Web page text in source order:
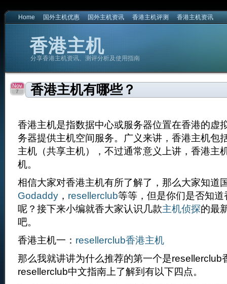
Home 国外主机优惠 国外主机资讯 香港主机评测 香港主机资讯
香港主机
分享香港主机资讯、测评分析及使用指南
香港主机有哪些？
Nov
7
香港主机是指数据中心或服务器位置在香港的虚
务器提供主机空间服务。广义来讲，香港主机包
主机（共享主机），不过通常意义上讲，香港主
机。
相信大家对香港主机有所了解了，那么大家知道
Godaddy ， resellerclub等等，但是你们是否知
呢？接下来小编就香大家认识几款主机侦探的最
吧。
香港主机一： resellerclub香港主机
那么我就讲讲为什么推荐的第一个是resellerclub
resellerclub中文指南上了解到有以下四点。